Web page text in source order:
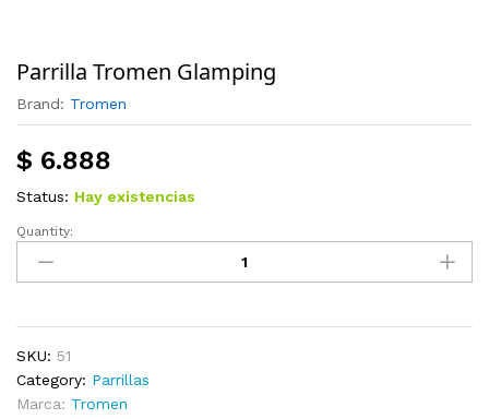
Parrilla Tromen Glamping
Brand: Tromen
$ 6.888
Status: Hay existencias
Parrilla
Tromen
Glamping
Quantity:
SKU: 51
Category: Parrillas
Marca: Tromen